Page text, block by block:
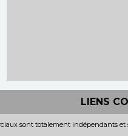
LIENS
sont totalement indépendants